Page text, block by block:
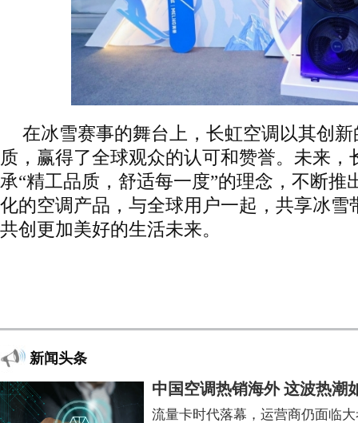
在冰雪赛事的舞台上，长虹空调以其创
质，赢得了全球观众的认可和赞誉。未来，
承“精工品质，舒适每一度”的理念，不断推
化的空调产品，与全球用户一起，共享冰雪
共创更加美好的生活未来。
新闻头条
中国空调热销海外 这波热潮
流量卡时代落幕，运营商仍面临